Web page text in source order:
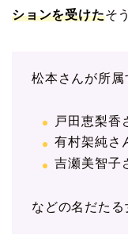
ションを受けたそ
松本さんが所属
戸田恵梨香
有村架純さ
吉瀬美智子
などの名だたる